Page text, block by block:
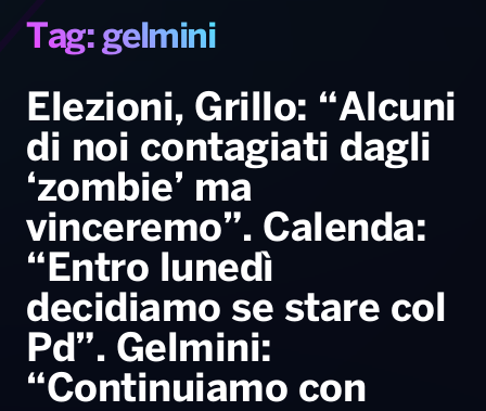
Hit Dance
Giochi&Concorsi
PALATOUR
Locali
Musica e Spettacolo
Sport
Radio Norba Consiglia
Leggerissime
Playlist
Generale
Novità
Notiziario
Interviste
Oroscopo
Speciale Astrabilia 2026
Gallery
Radio Norba News TV
Voce al Bari
Battiti Live 2026
Gallery
Tag: gelmini
Elezioni, Grillo: “Alcuni
di noi contagiati dagli
‘zombie’ ma
vinceremo”. Calenda:
“Entro lunedì
decidiamo se stare col
Pd”. Gelmini:
“Continuiamo con